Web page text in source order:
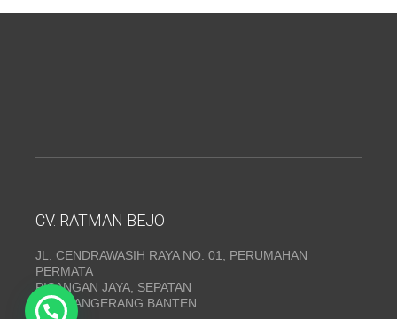
CV. RATMAN BEJO
JL. CENDRAWASIH RAYA NO. 01, PERUMAHAN
PERMATA
PISANGAN JAYA, SEPATAN
KAB. TANGERANG BANTEN